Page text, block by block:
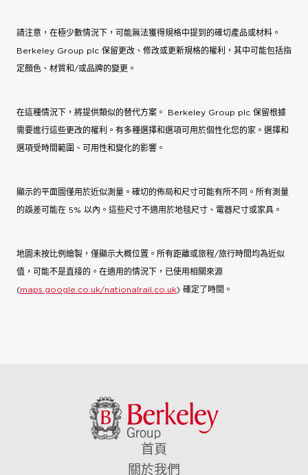
請注意，在極少數情況下，可能無法獲得規格中提到的確切產品或材料。
Berkeley Group plc 保留更改、修改或更新規格的權利，其中可能包括指
定顏色、材質和/或品牌的變更。
在這種情況下，將提供類似的替代方案。 Berkeley Group plc 保留根據
需要進行這些更改的權利。有多種選擇和選項可用於個性化您的家。選擇和
選項受時間範圍、可用性和變化的影響。
顯示的平面圖僅用於近似測量。確切的佈局和尺寸可能有所不同。所有測量
的誤差可能在 5% 以內。這些尺寸不適用於地毯尺寸、電器尺寸或家具。
地圖未按比例繪製，僅顯示大概位置。所有距離或旅程/旅行時間均為近似
值，可能不是直接的。在適用的情況下，已使用相關來源
(maps.google.co.uk/nationalrail.co.uk) 確定了時間。
首頁
關於我們